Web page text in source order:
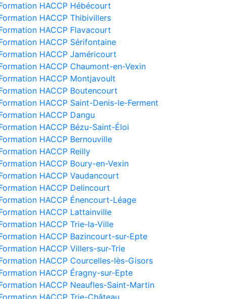
HACCP Hébécourt
HACCP Thibivillers
HACCP Flavacourt
HACCP Sérifontaine
HACCP Jaméricourt
HACCP Chaumont-en-Vexin
HACCP Montjavoult
HACCP Boutencourt
HACCP Saint-Denis-le-Ferment
HACCP Dangu
HACCP Bézu-Saint-Éloi
HACCP Bernouville
HACCP Reilly
HACCP Boury-en-Vexin
HACCP Vaudancourt
HACCP Delincourt
HACCP Énencourt-Léage
HACCP Lattainville
HACCP Trie-la-Ville
HACCP Bazincourt-sur-Epte
HACCP Villers-sur-Trie
HACCP Courcelles-lès-Gisors
HACCP Éragny-sur-Epte
HACCP Neaufles-Saint-Martin
HACCP Trie-Château